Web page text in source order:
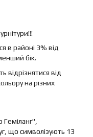
в районі 3% від
бік.
відрізнятися від
на різних
що символізують 13